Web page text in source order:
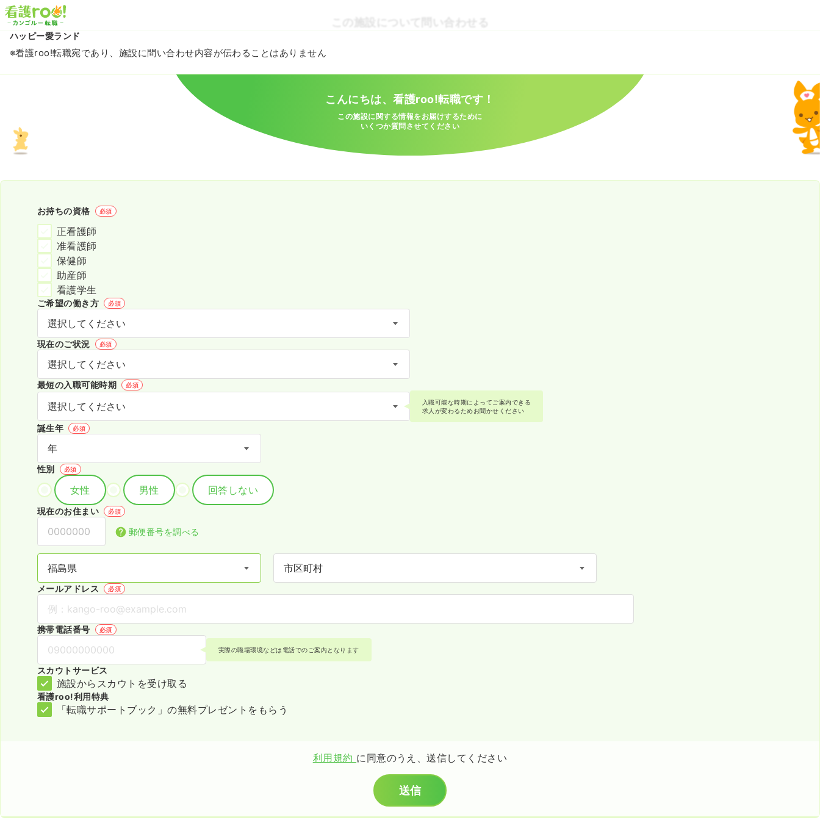
この施設について問い合わせる
ハッピー愛ランド
※看護roo!転職宛であり、施設に問い合わせ内容が伝わることはありません
こんにちは、看護roo!転職です！
この施設に関する情報をお届けするために
いくつか質問させてください
お持ちの資格 必須
正看護師
准看護師
保健師
助産師
看護学生
ご希望の働き方 必須
現在のご状況 必須
最短の入職可能時期 必須
入職可能な時期によってご案内できる
求人が変わるためお聞かせください
誕生年 必須
性別 必須
女性 男性 回答しない
現在のお住まい 必須
郵便番号を調べる
メールアドレス 必須
携帯電話番号 必須
実際の職場環境などは電話でのご案内となります
スカウトサービス
施設からスカウトを受け取る
看護roo!利用特典
「転職サポートブック」の無料プレゼントをもらう
利用規約 に同意のうえ、送信してください
送信